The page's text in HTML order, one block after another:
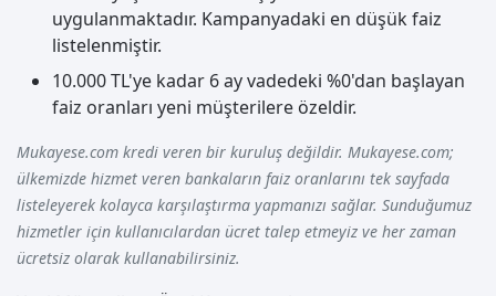
uygulanmaktadır. Kampanyadaki en düşük faiz
listelenmiştir.
10.000 TL'ye kadar 6 ay vadedeki %0'dan başlayan
faiz oranları yeni müşterilere özeldir.
Mukayese.com kredi veren bir kuruluş değildir. Mukayese.com;
ülkemizde hizmet veren bankaların faiz oranlarını tek sayfada
listeleyerek kolayca karşılaştırma yapmanızı sağlar. Sunduğumuz
hizmetler için kullanıcılardan ücret talep etmeyiz ve her zaman
ücretsiz olarak kullanabilirsiniz.